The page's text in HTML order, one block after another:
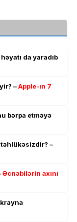
da yaradıb
–Apple-ın 7
bərpa etməyə
–
Əcnəbilərin axını